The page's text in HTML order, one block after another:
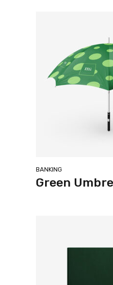
BANKING
Green